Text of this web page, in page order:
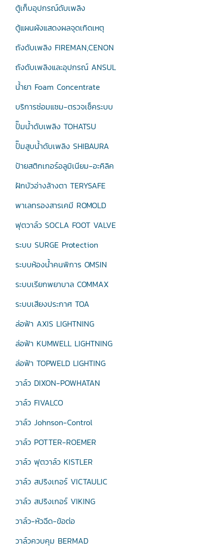
ตู้เก็บอุปกรณ์ดับเพลิง
ตู้แผนผังแสดงผลจุดเกิดเหตุ
ถังดับเพลิง FIREMAN,CENON
ถังดับเพลิงและอุปกรณ์ ANSUL
น้ำยา Foam Concentrate
บริการซ่อมแซม-ตรวจเช็คระบบ
ปั๊มน้ำดับเพลิง TOHATSU
ปั๊มสูบน้ำดับเพลิง SHIBAURA
ป้ายสติกเกอร์อลูมิเนียม-อะคิลิค
ฝักบัวอ่างล้างตา TERYSAFE
พาเลทรองสารเคมี ROMOLD
ฟุตวาล์ว SOCLA FOOT VALVE
ระบบ SURGE Protection
ระบบห้องน้ำคนพิการ OMSIN
ระบบเรียกพยาบาล COMMAX
ระบบเสียงประกาศ TOA
ล่อฟ้า AXIS LIGHTNING
ล่อฟ้า KUMWELL LIGHTNING
ล่อฟ้า TOPWELD LIGHTING
วาล์ว DIXON-POWHATAN
วาล์ว FIVALCO
วาล์ว Johnson-Control
วาล์ว POTTER-ROEMER
วาล์ว ฟุตวาล์ว KISTLER
วาล์ว สปริงเกอร์ VICTAULIC
วาล์ว สปริงเกอร์ VIKING
วาล์ว-หัวฉีด-ข้อต่อ
วาล์วควบคุม BERMAD